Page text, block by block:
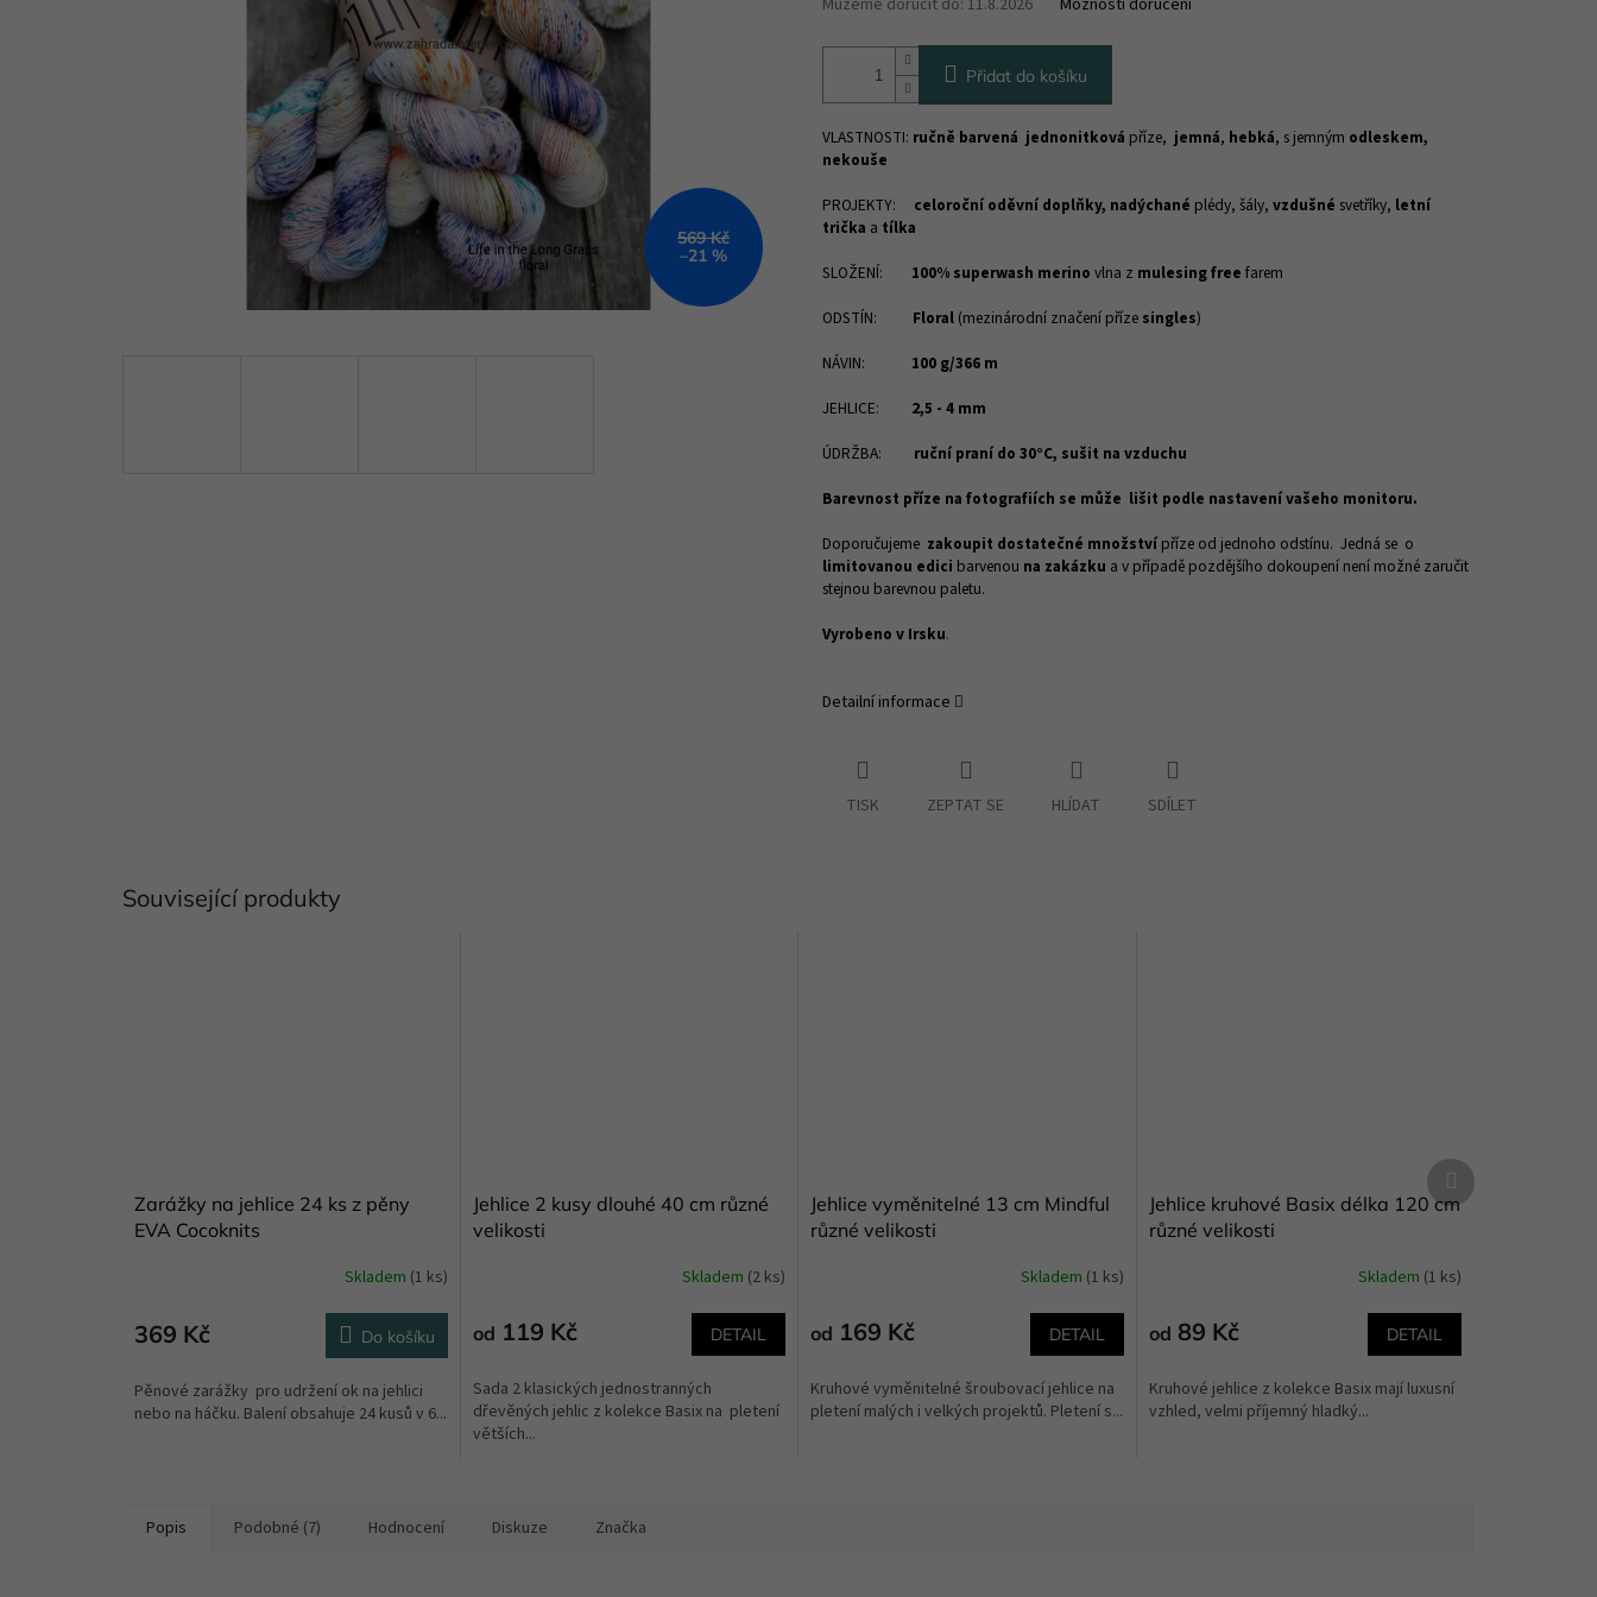
569 Kč
–21 %
Můžeme doručit do: 11.8.2026 Možnosti doručení
Přidat do košíku
VLASTNOSTI: ručně barvená jednonitková příze, jemná, hebká, s jemným odleskem,
nekouše
PROJEKTY: celoroční oděvní doplňky, nadýchané plédy, šály, vzdušné svetříky, letní
trička a tílka
SLOŽENÍ: 100% superwash merino vlna z mulesing free farem
ODSTÍN: Floral (mezinárodní značení příze singles)
NÁVIN: 100 g/366 m
JEHLICE:
2,5 - 4 mm
ÚDRŽBA:
ruční praní do 30°C, sušit na vzduchu
Barevnost příze na fotografiích se může lišit podle nastavení vašeho monitoru.
Doporučujeme zakoupit dostatečné množstvípříze od jednoho odstínu. Jedná se o
limitovanou edici barvenou na zakázku a v případě pozdějšího dokoupení není možné zaručit
stejnou barevnou paletu.
Vyrobeno v Irsku.
Detailní informace
TISK ZEPTAT SE HLÍDAT SDÍLET
Související produkty
Zarážky na jehlice 24 ks z pěny
EVA Cocoknits
Skladem (1 ks)
369 Kč Do košíku
Pěnové zarážky pro udržení ok na jehlici
nebo na háčku. Balení obsahuje 24 kusů v 6...
Jehlice 2 kusy dlouhé 40 cm různé
velikosti
Skladem (2 ks)
od 119 Kč DETAIL
Sada 2 klasických jednostranných
dřevěných jehlic z kolekce Basix na pletení
větších...
Jehlice vyměnitelné 13 cm Mindful
různé velikosti
Skladem (1 ks)
od 169 Kč DETAIL
Kruhové vyměnitelné šroubovací jehlice na
pletení malých i velkých projektů. Pletení s...
Jehlice kruhové Basix délka 120 cm
různé velikosti
Skladem (1 ks)
od 89 Kč DETAIL
Kruhové jehlice z kolekce Basix mají luxusní
vzhled, velmi příjemný hladký...
Další
produkt
Popis Podobné (7) Hodnocení Diskuze Značka